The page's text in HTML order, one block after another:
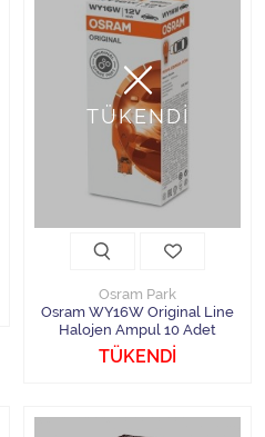
TÜKENDİ
Osram Park
Osram WY16W Original Line
Halojen Ampul 10 Adet
TÜKENDİ